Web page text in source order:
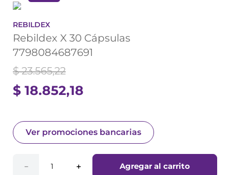
REBILDEX
Rebildex X 30 Cápsulas
7798084687691
$ 18.852,18
$ 23.565,22
Ver promociones bancarias
＋
－ Agregar al carrito